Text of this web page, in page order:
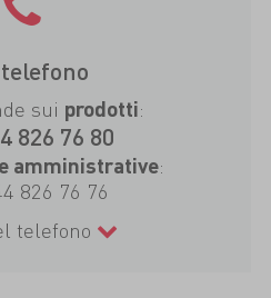
sui prodotti:
826 76 80
amministrative:
826 76 76
telefono